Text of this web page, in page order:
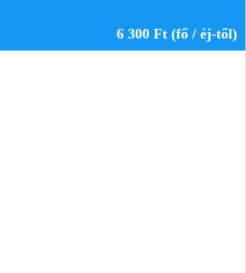
6 300 Ft (fő / éj-től)